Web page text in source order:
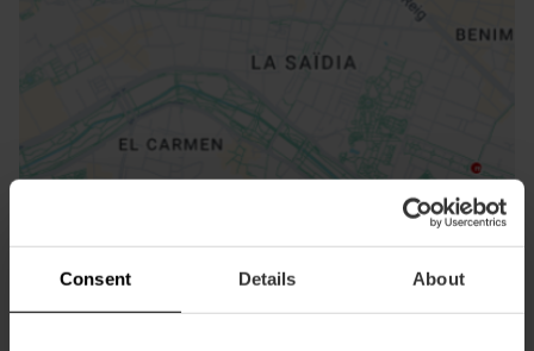
Consent Details About
Guarda la mappa